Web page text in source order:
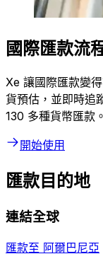
國際匯款流
Xe 讓國際匯款變
貨預估，並即時追
130 多種貨幣匯款。
開始使用
匯款目的地
連結全球
匯款至 阿爾巴尼亞